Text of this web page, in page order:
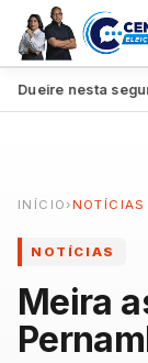
nesta segunda
INÍCIO › NOTÍCIAS
NOTÍCIAS
Meira